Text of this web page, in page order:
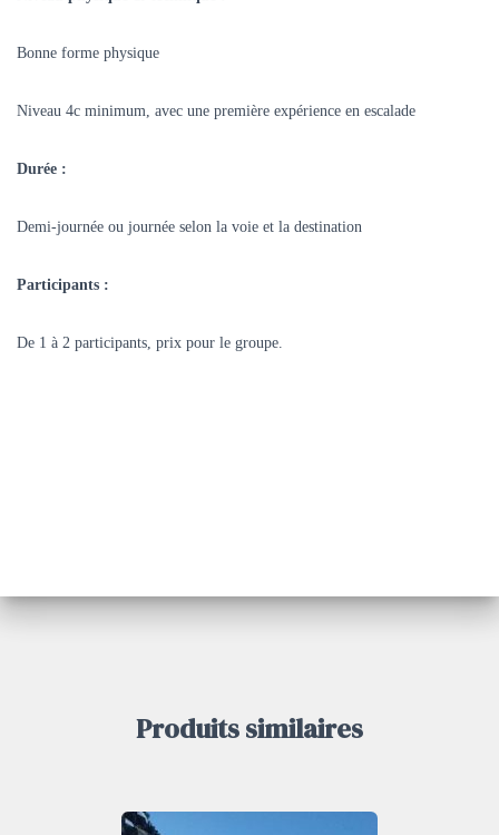
Bonne forme physique
Niveau 4c minimum, avec une première expérience en escalade
Durée :
Demi-journée ou journée selon la voie et la destination
Participants :
De 1 à 2 participants, prix pour le groupe.
Produits similaires